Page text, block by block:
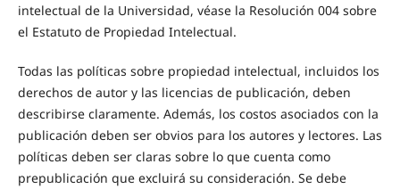
intelectual de la Universidad, véase la Resolución 004 sobre
el Estatuto de Propiedad Intelectual.
Todas las políticas sobre propiedad intelectual, incluidos los
derechos de autor y las licencias de publicación, deben
describirse claramente. Además, los costos asociados con la
publicación deben ser obvios para los autores y lectores. Las
políticas deben ser claras sobre lo que cuenta como
prepublicación que excluirá su consideración. Se debe